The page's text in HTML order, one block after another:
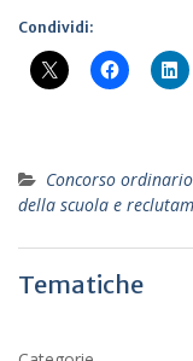
Condividi:
Concorso
della scuola e
Tematiche